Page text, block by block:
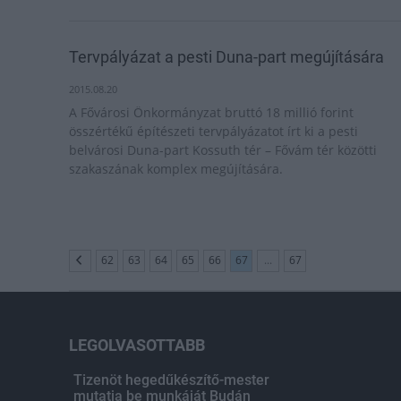
Tervpályázat a pesti Duna-part megújítására
2015.08.20
A Fővárosi Önkormányzat bruttó 18 millió forint
összértékű építészeti tervpályázatot írt ki a pesti
belvárosi Duna-part Kossuth tér – Fővám tér közötti
szakaszának komplex megújítására.
62 63 64 65 66 67 ... 67
LEGOLVASOTTABB
Tizenöt hegedűkészítő-mester
mutatja be munkáját Budán